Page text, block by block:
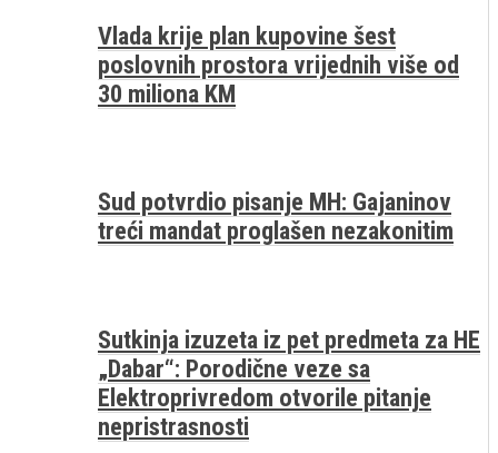
Vlada krije plan kupovine šest
poslovnih prostora vrijednih više od
30 miliona KM
Sud potvrdio pisanje MH: Gajaninov
treći mandat proglašen nezakonitim
Sutkinja izuzeta iz pet predmeta za HE
„Dabar“: Porodične veze sa
Elektroprivredom otvorile pitanje
nepristrasnosti